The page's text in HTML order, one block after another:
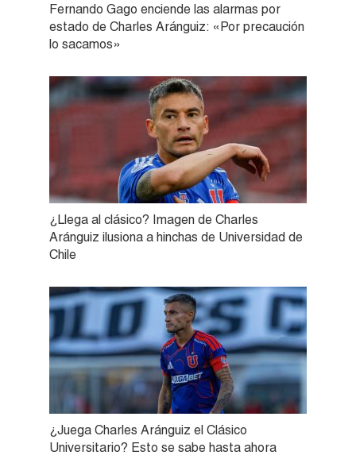
Fernando Gago enciende las alarmas por
estado de Charles Aránguiz: «Por precaución
lo sacamos»
¿Llega al clásico? Imagen de Charles
Aránguiz ilusiona a hinchas de Universidad de
Chile
¿Juega Charles Aránguiz el Clásico
Universitario? Esto se sabe hasta ahora